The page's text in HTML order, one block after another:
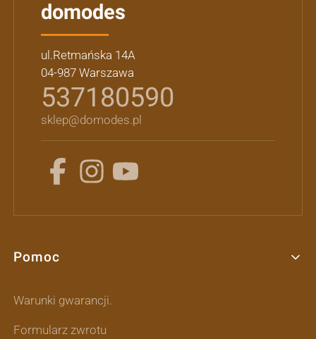
domodes
ul.Retmańska 14A
04-987 Warszawa
537180590
sklep@domodes.pl
Linki w stopce
Pomoc
Warunki gwarancji.
Formularz zwrotu